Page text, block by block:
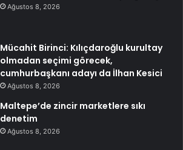
Ağustos 8, 2026
Mücahit Birinci: Kılıçdaroğlu kurultay
olmadan seçimi görecek,
cumhurbaşkanı adayı da İlhan Kesici
Ağustos 8, 2026
Maltepe’de zincir marketlere sıkı
denetim
Ağustos 8, 2026